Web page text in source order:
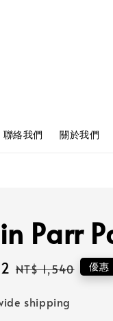
聯絡我們 關於我們
Parr
Regular
NT$ 1,540 優惠
shipping